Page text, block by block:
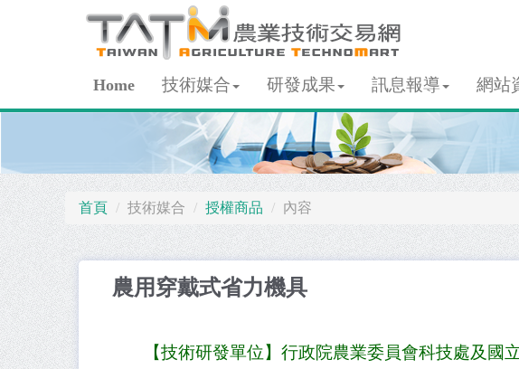
Home 技術媒合 研發成果 訊息報導 網站
首頁 技術媒合 授權商品 內容
農用穿戴式省力機具
【技術研發單位】 行政院農業委員會科技處及國